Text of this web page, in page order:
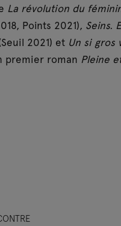
La révolution du
Points 2021), Seins.
2021) et Un si gros
premier roman Pleine